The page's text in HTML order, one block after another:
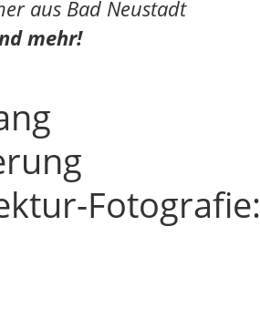
aus Bad Neustadt
mehr!
Fotografie: